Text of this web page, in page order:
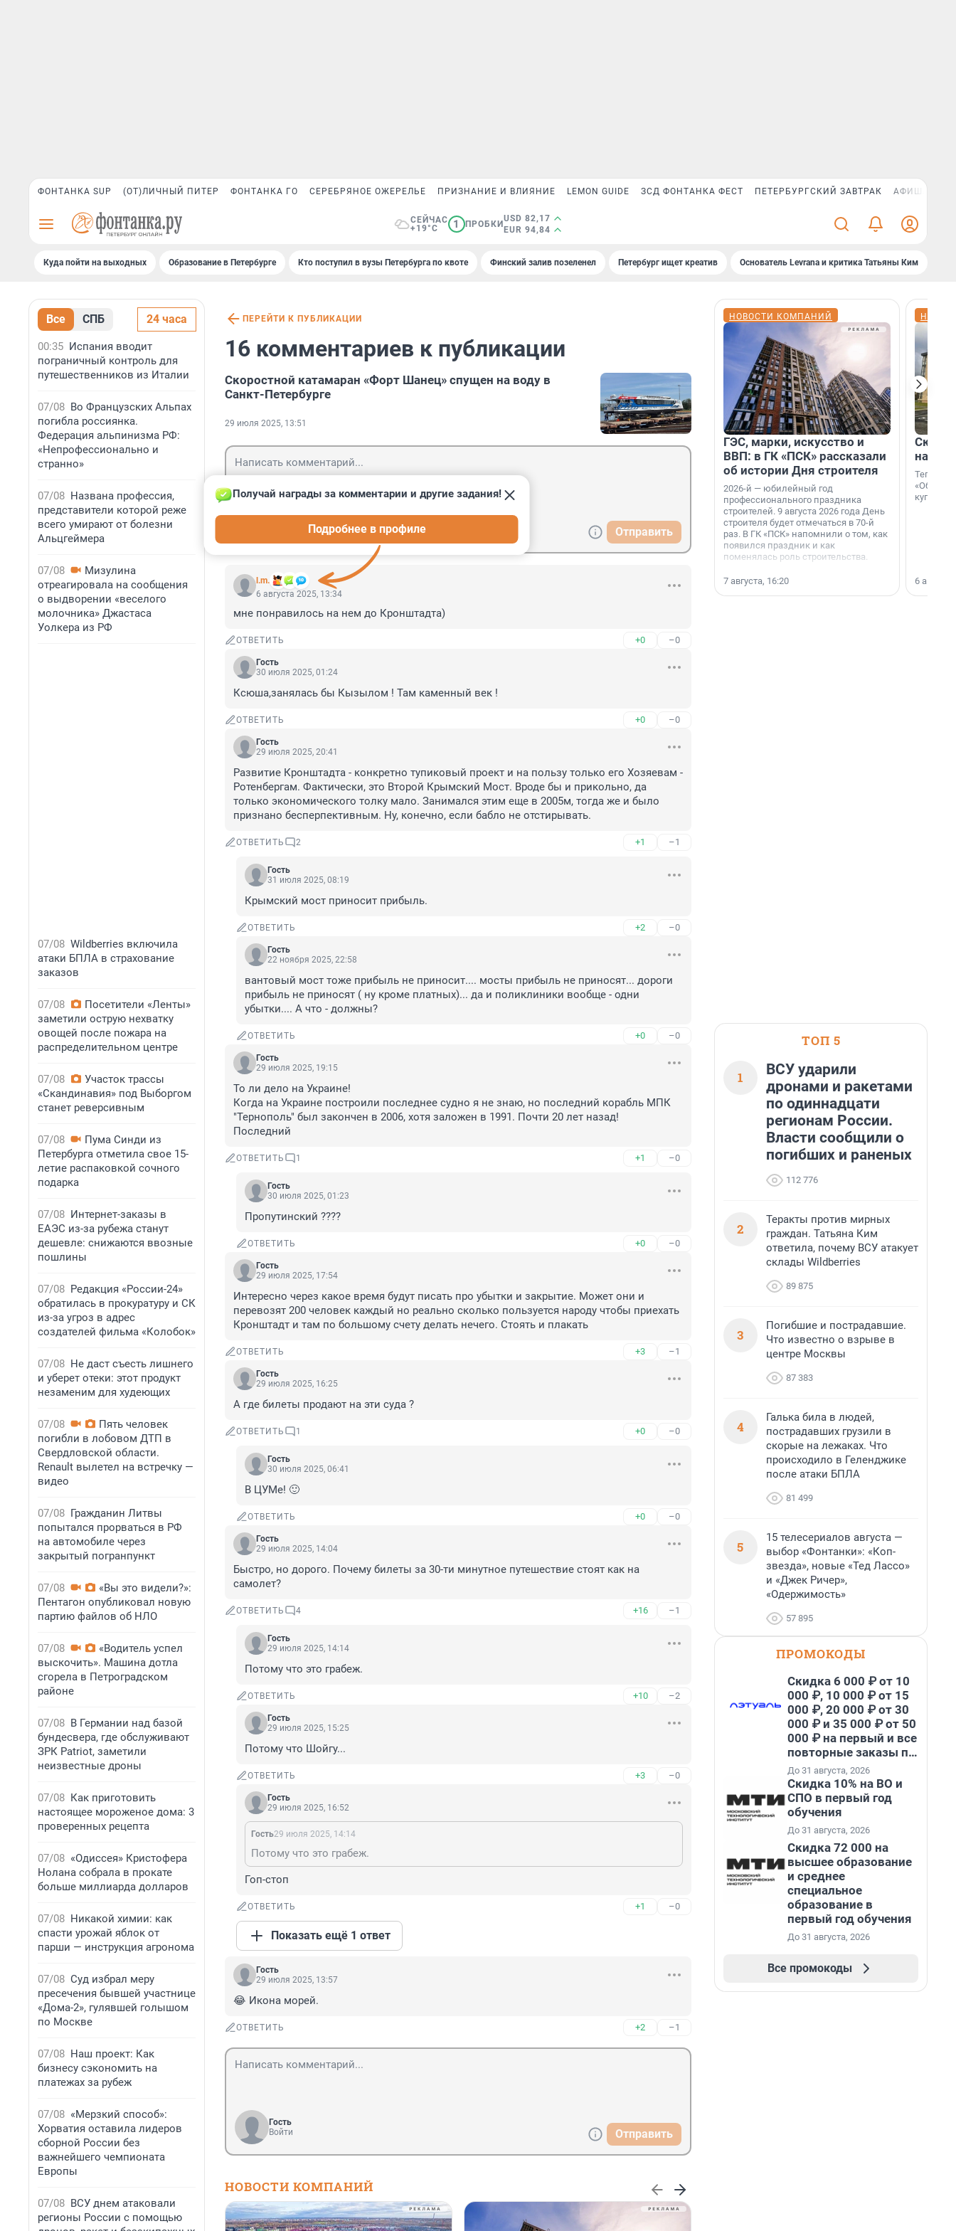
ФОНТАНКА SUP (ОТ)ЛИЧНЫЙ ПИТЕР ФОНТАНКА ГО СЕРЕБРЯНОЕ ОЖЕРЕЛЬЕ ПРИЗНАНИЕ И ВЛИЯНИЕ LEMON GUIDE ЗСД ФОНТАНКА ФЕСТ ПЕТЕРБУРГСКИЙ ЗАВТРАК АФИША PLUS
СЕЙЧАС
+19°C
1 ПРОБКИ
USD 82,17
EUR 94,84
Куда пойти на выходных Образование в Петербурге Кто поступил в вузы Петербурга по квоте Финский залив позеленел Петербург ищет креатив Основатель Levrana и критика Татьяны Ким
Все СПБ 24 часа
00:35 Испания вводит
пограничный контроль для
путешественников из Италии
07/08 Во Французских Альпах
погибла россиянка.
Федерация альпинизма РФ:
«Непрофессионально и
странно»
07/08 Названа профессия,
представители которой реже
всего умирают от болезни
Альцгеймера
07/08
Мизулина
отреагировала на сообщения
о выдворении «веселого
молочника» Джастаса
Уолкера из РФ
07/08 Wildberries включила
атаки БПЛА в страхование
заказов
07/08
Посетители «Ленты»
заметили острую нехватку
овощей после пожара на
распределительном центре
07/08
Участок трассы
«Скандинавия» под Выборгом
станет реверсивным
07/08
Пума Синди из
Петербурга отметила свое 15-
летие распаковкой сочного
подарка
07/08 Интернет-заказы в
ЕАЭС из-за рубежа станут
дешевле: снижаются ввозные
пошлины
07/08 Редакция «России-24»
обратилась в прокуратуру и СК
из-за угроз в адрес
создателей фильма «Колобок»
07/08 Не даст съесть лишнего
и уберет отеки: этот продукт
незаменим для худеющих
07/08
Пять человек
погибли в лобовом ДТП в
Свердловской области.
Renault вылетел на встречку —
видео
07/08 Гражданин Литвы
попытался прорваться в РФ
на автомобиле через
закрытый погранпункт
07/08
«Вы это видели?»:
Пентагон опубликовал новую
партию файлов об НЛО
07/08
«Водитель успел
выскочить». Машина дотла
сгорела в Петроградском
районе
07/08 В Германии над базой
бундесвера, где обслуживают
ЗРК Patriot, заметили
неизвестные дроны
07/08 Как приготовить
настоящее мороженое дома: 3
проверенных рецепта
07/08 «Одиссея» Кристофера
Нолана собрала в прокате
больше миллиарда долларов
07/08 Никакой химии: как
спасти урожай яблок от
парши — инструкция агронома
07/08 Суд избрал меру
пресечения бывшей участнице
«Дома-2», гулявшей голышом
по Москве
07/08 Наш проект: Как
бизнесу сэкономить на
платежах за рубеж
07/08 «Мерзкий способ»:
Хорватия оставила лидеров
сборной России без
важнейшего чемпионата
Европы
07/08 ВСУ днем атаковали
регионы России с помощью
ПЕРЕЙТИ К ПУБЛИКАЦИИ
16 комментариев к публикации
Скоростной катамаран «Форт Шанец» спущен на воду в
Санкт-Петербурге
29 июля 2025, 13:51
Отправить
l.m.
Получай награды за комментарии и другие задания!
Подробнее в профиле
6 августа 2025, 13:34
мне понравилось на нем до Кронштадта)
ОТВЕТИТЬ +0 –0
Гость
30 июля 2025, 01:24
Ксюша,занялась бы Кызылом ! Там каменный век !
ОТВЕТИТЬ +0 –0
Гость
29 июля 2025, 20:41
Развитие Кронштадта - конкретно тупиковый проект и на пользу только его Хозяевам -
Ротенбергам. Фактически, это Второй Крымский Мост. Вроде бы и прикольно, да
только экономического толку мало. Занимался этим еще в 2005м, тогда же и было
признано бесперпективным. Ну, конечно, если бабло не отстирывать.
ОТВЕТИТЬ 2 +1 –1
Гость
31 июля 2025, 08:19
Крымский мост приносит прибыль.
ОТВЕТИТЬ +2 –0
Гость
22 ноября 2025, 22:58
вантовый мост тоже прибыль не приносит.... мосты прибыль не приносят... дороги
прибыль не приносят ( ну кроме платных)... да и поликлиники вообще - одни
убытки.... А что - должны?
ОТВЕТИТЬ +0 –0
Гость
29 июля 2025, 19:15
То ли дело на Украине!
Когда на Украине построили последнее судно я не знаю, но последний корабль МПК
"Тернополь" был закончен в 2006, хотя заложен в 1991. Почти 20 лет назад!
Последний
ОТВЕТИТЬ 1 +1 –0
Гость
30 июля 2025, 01:23
Пропутинский ????
ОТВЕТИТЬ +0 –0
Гость
29 июля 2025, 17:54
Интересно через какое время будут писать про убытки и закрытие. Может они и
перевозят 200 человек каждый но реально сколько пользуется народу чтобы приехать
Кронштадт и там по большому счету делать нечего. Стоять и плакать
ОТВЕТИТЬ +3 –1
Гость
29 июля 2025, 16:25
А где билеты продают на эти суда ?
ОТВЕТИТЬ 1 +0 –0
Гость
30 июля 2025, 06:41
В ЦУМе! 🙂
ОТВЕТИТЬ +0 –0
Гость
29 июля 2025, 14:04
Быстро, но дорого. Почему билеты за 30-ти минутное путешествие стоят как на
самолет?
ОТВЕТИТЬ 4 +16 –1
Гость
29 июля 2025, 14:14
Потому что это грабеж.
ОТВЕТИТЬ +10 –2
Гость
29 июля 2025, 15:25
Потому что Шойгу...
ОТВЕТИТЬ +3 –0
Гость
29 июля 2025, 16:52
Гость29 июля 2025, 14:14
Потому что это грабеж.
Гоп-стоп
ОТВЕТИТЬ +1 –0
Показать ещё 1 ответ
Гость
29 июля 2025, 13:57
😂 Икона морей.
ОТВЕТИТЬ +2 –1
Гость
Войти
Отправить
НОВОСТИ КОМПАНИЙ
НОВОСТИ КОМПАНИЙ
ГЭС, марки, искусство и
ВВП: в ГК «ПСК» рассказали
об истории Дня строителя
2026-й — юбилейный год
профессионального праздника
строителей. 9 августа 2026 года День
строителя будет отмечаться в 70-й
раз. В ГК «ПСК» напомнили о том, как
появился праздник и как
поменялась роль строительства.
7 августа, 16:20
на
Теперь
купить
6
ТОП 5
1
ВСУ ударили
дронами и ракетами
по одиннадцати
регионам России.
Власти сообщили о
погибших и раненых
112 776
2
Теракты против мирных
граждан. Татьяна Ким
ответила, почему ВСУ атакует
склады Wildberries
89 875
3
Погибшие и пострадавшие.
Что известно о взрыве в
центре Москвы
87 383
4
Галька била в людей,
пострадавших грузили в
скорые на лежаках. Что
происходило в Геленджике
после атаки БПЛА
81 499
5
15 телесериалов августа —
выбор «Фонтанки»: «Коп-
звезда», новые «Тед Лассо»
и «Джек Ричер»,
«Одержимость»
57 895
ПРОМОКОДЫ
Скидка 6 000 ₽ от 10
000 ₽, 10 000 ₽ от 15
000 ₽, 20 000 ₽ от 30
000 ₽ и 35 000 ₽ от 50
000 ₽ на первый и все
повторные заказы по
промокоду НАБЕРИ
До 31 августа, 2026
Скидка 10% на ВО и
СПО в первый год
обучения
До 31 августа, 2026
Скидка 72 000 на
высшее образование
и среднее
специальное
образование в
первый год обучения
До 31 августа, 2026
Все промокоды